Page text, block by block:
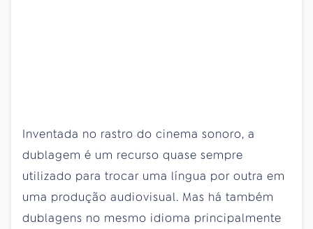
Inventada no rastro do cinema sonoro, a
dublagem é um recurso quase sempre
utilizado para trocar uma língua por outra em
uma produção audiovisual. Mas há também
dublagens no mesmo idioma principalmente